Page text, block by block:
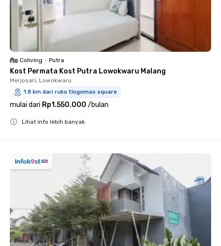
Coliving • Putra
Kost Permata Kost Putra Lowokwaru Malang
Merjosari, Lowokwaru
1.8 km dari ruko tlogomas square
mulai dari Rp1.550.000 /bulan
Lihat info lebih banyak